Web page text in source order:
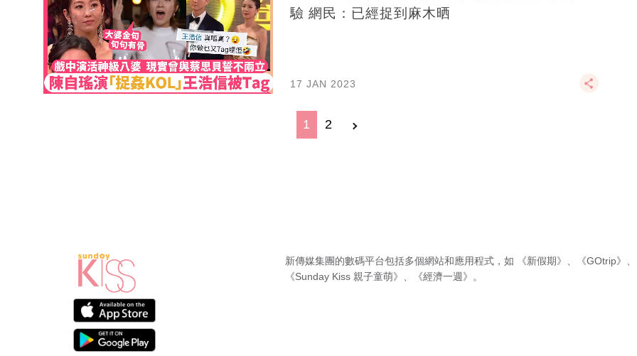
驗 網民：已經捉到麻木晒
17 JAN 2023
1 2
新傳媒集團的數碼平台包括多個網站和應用程式，如 《新假期》 《GOtrip》
《Sunday Kiss 親子童萌》
《經濟一週》 。